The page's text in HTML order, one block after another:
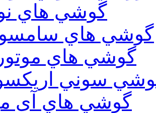
گوشي هاي
گوشي هاي
گوشي هاي
سوني
گوشي هاي آی